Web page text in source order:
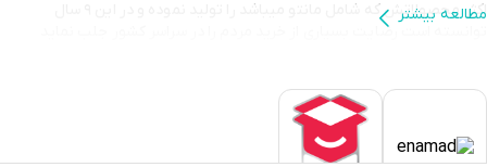
توانسته است رضایت بسیاری از خرید مردم را در سراسر کشور جلب نماید
مطالعه بیشتر